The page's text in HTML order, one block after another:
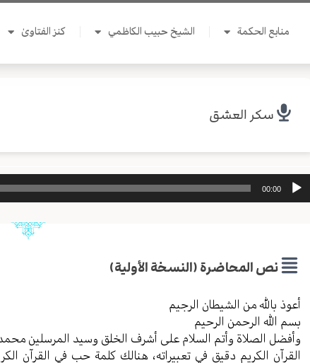
منابع الحكمة الشيخ حبيب الكاظمي كنز الفتاوىٰ
سكر العشق
مشغل
00:00
نص المحاضرة (النسخة الأولية)
أعوذ بالله من الشیطان الرجیم
بسم الله الرحمن الرحیم
وأفضل الصلاة وأتم السلام علی أشرف الخلق وسید المرسلین
القرآن الکریم دقیق في تعبیراته، هنالك کلمة حب في القرآن